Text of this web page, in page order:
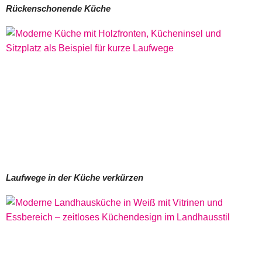
Zeitschriften, Broschüren, Bücher, Kataloge, Kartons und
unverschmutzte Papierverpackungen. Stark verschmutzte
Papiere, Küchenpapier oder Pizzakartons gehören nicht
Rückenschonende Küche
Laufwege in der Küche verkürzen